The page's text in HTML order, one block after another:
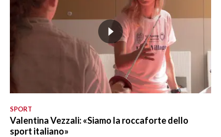
SPORT
Valentina Vezzali: «Siamo la roccaforte dello
sport italiano»